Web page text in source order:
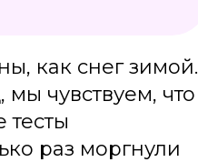
как снег зимой.
чувствуем, что
раз моргнули